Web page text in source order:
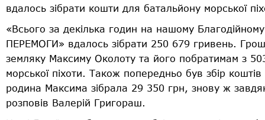
вдалось зібрати кошти для батальйону морської
«Всього за декілька годин на нашому
ПЕРЕМОГИ» вдалось зібрати 250 679 гривень.
земляку Максиму Околоту та його побратимам з
морської піхоти. Також попередньо був збір
родина Максима зібрала 29 350 грн, знову ж
розповів Валерій Григораш.